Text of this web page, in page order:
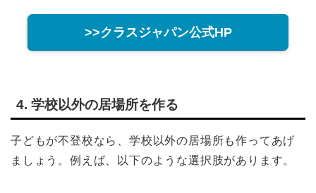
>>クラスジャパン公式HP
4. 学校以外の居場所を作る
子どもが不登校なら、学校以外の居場所も作ってあげ
ましょう。例えば、以下のような選択肢があります。